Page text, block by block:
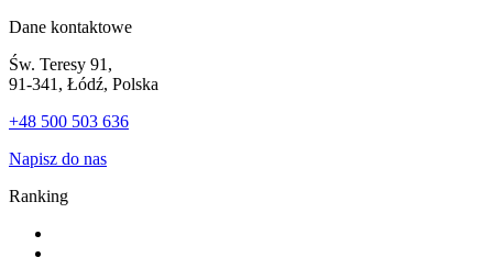
Dane kontaktowe
Św. Teresy 91,
91-341, Łódź, Polska
+48 500 503 636
Napisz do nas
Ranking